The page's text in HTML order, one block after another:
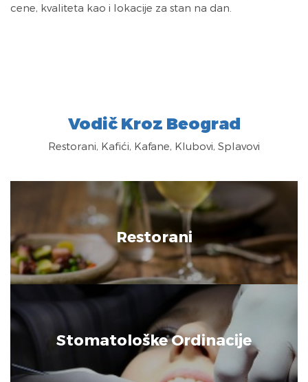
cene, kvaliteta kao i lokacije za stan na dan.
Vodič Kroz Beograd
Restorani, Kafići, Kafane, Klubovi, Splavovi
Restorani
Stomatološke Ordinacije